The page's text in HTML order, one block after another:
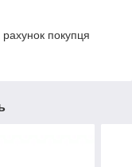
покупця